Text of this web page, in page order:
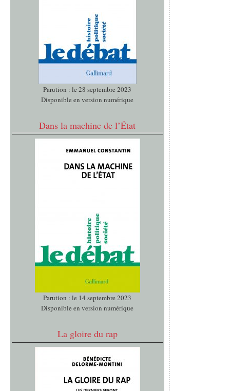
Parution : le 28 septembre 2023
Disponible en version numérique
Dans la machine de l’État
Parution : le 14 septembre 2023
Disponible en version numérique
La gloire du rap